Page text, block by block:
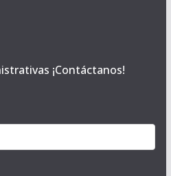
¡Contáctanos!